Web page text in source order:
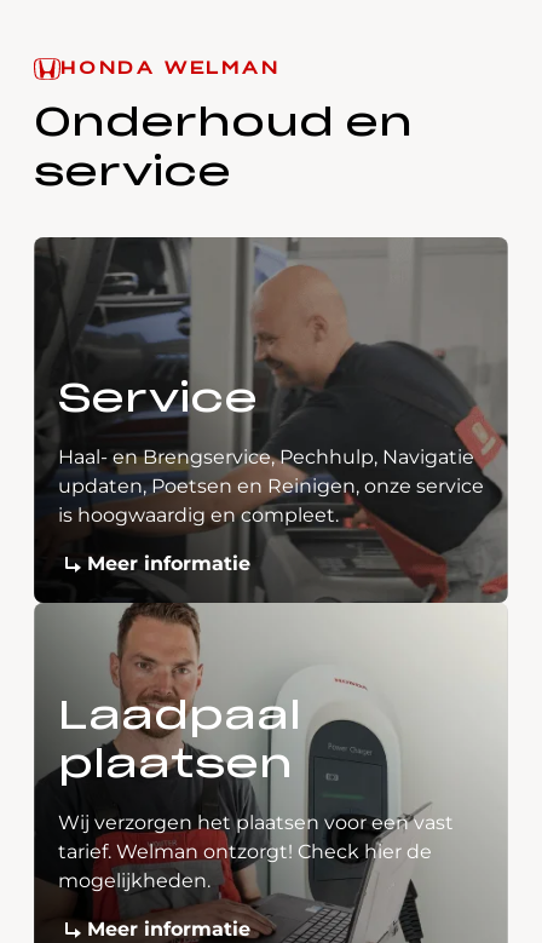
HONDA WELMAN
Onderhoud en
service
Service
Haal- en Brengservice, Pechhulp, Navigatie
updaten, Poetsen en Reinigen, onze service
is hoogwaardig en compleet.
Meer informatie
Laadpaal
plaatsen
Wij verzorgen het plaatsen voor een vast
tarief. Welman ontzorgt! Check hier de
mogelijkheden.
Meer informatie